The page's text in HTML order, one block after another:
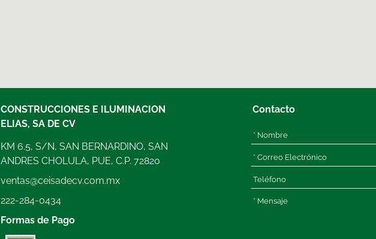
CONSTRUCCIONES E ILUMINACION
ELIAS, SA DE CV
KM 6.5, S/N, SAN BERNARDINO, SAN
ANDRES CHOLULA, PUE, C.P. 72820
ventas@ceisadecv.com.mx
222-284-0434
Formas de Pago
Contacto